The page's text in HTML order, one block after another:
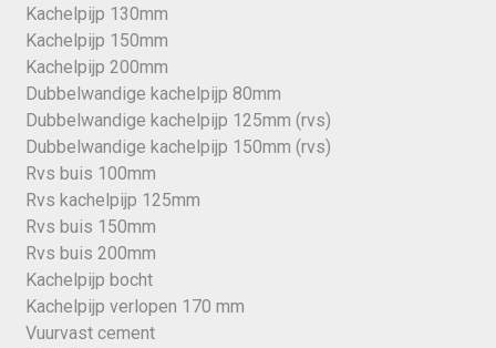
Kachelpijp 130mm
Kachelpijp 150mm
Kachelpijp 200mm
Dubbelwandige kachelpijp 80mm
Dubbelwandige kachelpijp 125mm (rvs)
Dubbelwandige kachelpijp 150mm (rvs)
Rvs buis 100mm
Rvs kachelpijp 125mm
Rvs buis 150mm
Rvs buis 200mm
Kachelpijp bocht
Kachelpijp verlopen 170 mm
Vuurvast cement